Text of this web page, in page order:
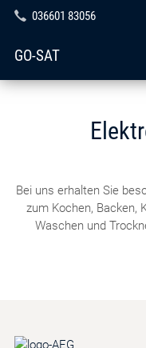
036601 83056
GO-SAT
Bei uns erhalten Sie
zum Kochen, Backen,
Waschen und